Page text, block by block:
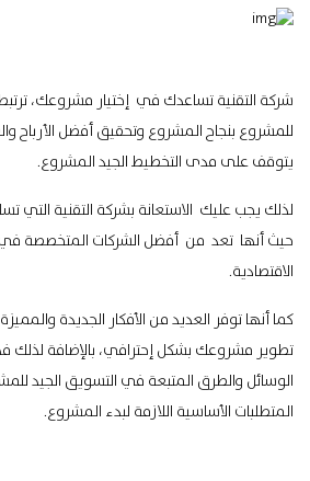
شركة التقنية تساعدك في إختيار مشروعك، ترتبط
للمشروع بنجاح المشروع وتحقيق أفضل الأرباح
يتوقف على مدى التخطيط الجيد المشروع.
لذلك يجب عليك الاستعانة بشركة التقنية التي
حيث أنها تعد من أفضل الشركات المتخصصة في
الاقتصادية.
كما أنها توفر العديد من الأفكار الجديدة
تطوير مشروعك بشكل إحترافي، بالإضافة
الوسائل والطرق المتبعة في التسويق الجيد
المتطلبات الأساسية اللازمة لبدء المشروع.